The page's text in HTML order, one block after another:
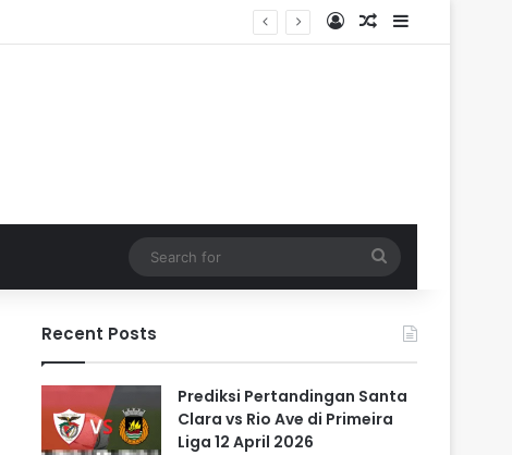
Log InRandom Article
Sidebar
for
Recent Posts
Prediksi Pertandingan Santa
Clara vs Rio Ave di Primeira
Liga 12 April 2026